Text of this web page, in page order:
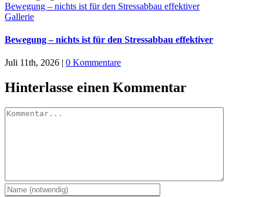
Bewegung – nichts ist für den Stressabbau effektiver
Gallerie
Bewegung – nichts ist für den Stressabbau effektiver
Juli 11th, 2026 | 0 Kommentare
Hinterlasse einen Kommentar
Kommentar